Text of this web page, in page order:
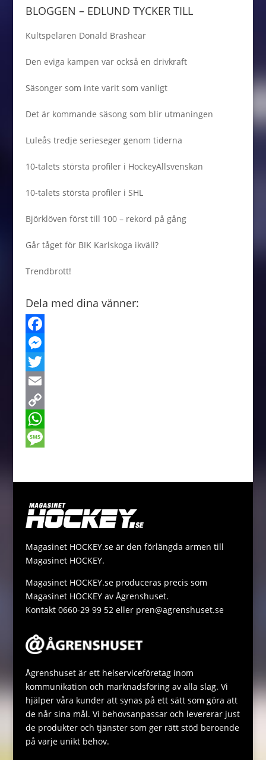
BLOGGEN – EDLUND TYCKER TILL
Kultspelaren Donald Brashear
Den eviga kampen var också en drivkraft
Säsonger som inte varit som vanligt
Det är kommande säsong som blir utmaningen
Luleås tredje serieseger genom tiderna
10-talets största profiler i HockeyAllsvenskan
10-talets största profiler i SHL
Björklöven först till 100 – rekord på gång
Går tåget för BIK Karlskoga ikväll?
Trendbrott!
Dela med dina vänner:
F
a
c
e
b
o
M
e
s
s
e
r
T
w
t
E
m
a
C
o
i
k
W
s
p
s
g
Magasinet HOCKEY.se är den förlängda armen till
Magasinet HOCKEY.
Magasinet HOCKEY.se produceras precis som
Magasinet HOCKEY av Ågrenshuset.
Kontakt 0660-29 99 52 eller pren@agrenshuset.se
Ågrenshuset är ett helserviceföretag inom
kommunikation och marknadsföring av alla slag. Vi
hjälper våra kunder att synas på ett sätt som göra att
de når sina mål. Vi behovsanpassar och levererar just
de produkter och tjänster som ger rätt stöd beroende
på varje unikt behov.